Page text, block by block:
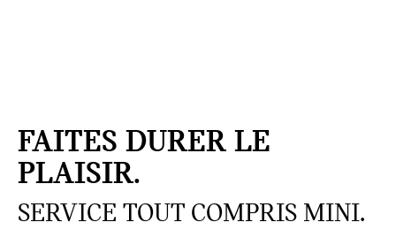
FAITES DURER LE
PLAISIR.
SERVICE TOUT COMPRIS MINI.